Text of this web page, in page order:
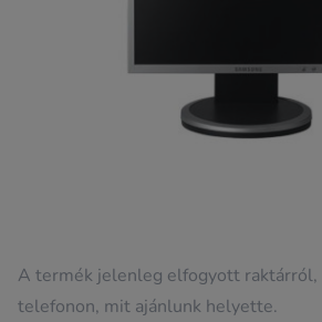
A termék jelenleg elfogyott raktárról,
telefonon, mit ajánlunk helyette.